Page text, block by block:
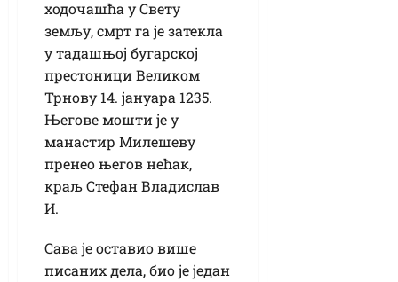
ходочашћа у Свету
земљу, смрт га је затекла
у тадашњој бугарској
престоници Великом
Трнову 14. јануара 1235.
Његове мошти је у
манастир Милешеву
пренео његов нећак,
краљ Стефан Владислав
И.
Сава је оставио више
писаних дела, био је један